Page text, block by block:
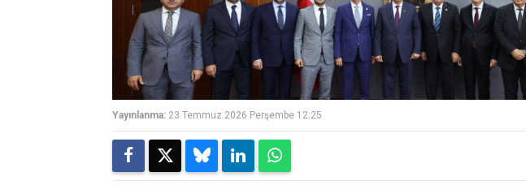
Yayınlanma: 23 Temmuz 2026 Perşembe 12:25